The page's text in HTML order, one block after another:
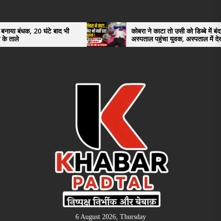
the
content
बाद भी
कोबरा ने काटा तो उसी को डिब्बे में बंद कर
अस्पताल पहुंचा युवक, अस्पताल में देखकर डॉक्टर
भी रह गए हैरान
6 August 2026, Thursday